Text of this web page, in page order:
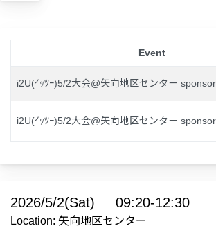
Event
i2U(ｲｯﾂｰ)5/2大会@矢向地区センター
i2U(ｲｯﾂｰ)5/2大会@矢向地区センター
2026/5/2(Sat) 09:20-12:30
Location: 矢向地区センター